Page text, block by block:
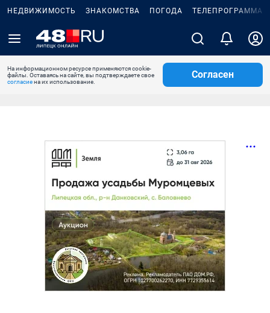
НЕДВИЖИМОСТЬ ЗНАКОМСТВА ПОГОДА ТЕЛЕПРОГРАММА
На информационном ресурсе применяются cookie-
файлы. Оставаясь на сайте, вы подтверждаете свое
согласиена их использование.
Согласен